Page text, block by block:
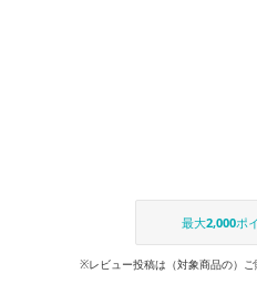
最大2,000ポ
※レビュー投稿は（対象商品の）